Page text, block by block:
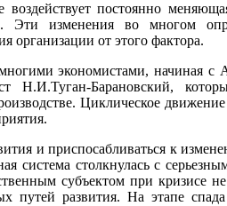
постоянно
Эти изменения во многом
организации от этого фактора.
экономистами, начиная
Барановский,
Циклическое
и приспосабливаться к
система столкнулась с
субъектом при кризисе
путей развития. На этапе